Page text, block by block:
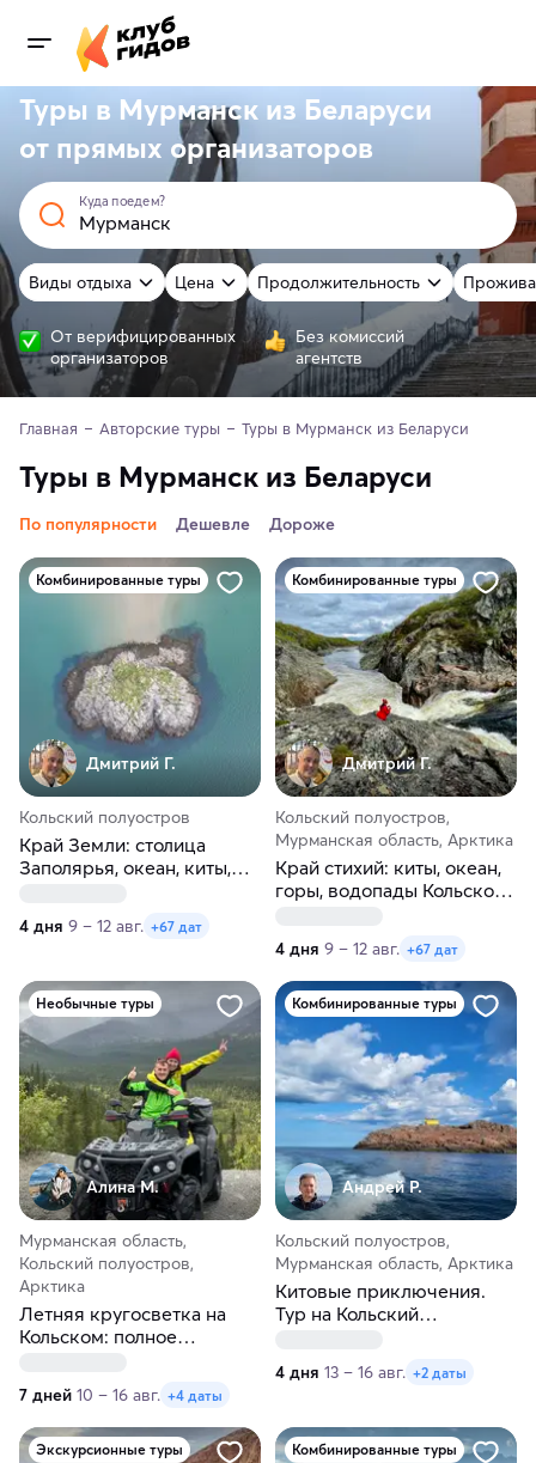
Туры в Мурманск из Беларуси
от прямых организаторов
Куда поедем?
Виды отдыха Цена Продолжительность
От верифицированных
организаторов
Без комиссий
агентств
Главная Авторские туры Туры в Мурманск из Беларуси
Туры в Мурманск из Беларуси
По популярности Дешевле Дороже
Комбинированные туры
Дмитрий Г.
Кольский полуостров
Край Земли: столица
Заполярья, океан, киты,
4 дня 9 – 12 авг. +67 дат
Комбинированные туры
Дмитрий Г.
Кольский полуостров,
Мурманская область, Арктика
Край стихий: киты, океан,
горы, водопады Кольского
4 дня 9 – 12 авг. +67 дат
Необычные туры
Алина М.
Мурманская область,
Кольский полуостров,
Арктика
Летняя кругосветка на
Кольском: полное
7 дней 10 – 16 авг. +4 даты
Комбинированные туры
Андрей Р.
Кольский полуостров,
Мурманская область, Арктика
Китовые приключения.
Тур на Кольский
4 дня 13 – 16 авг. +2 даты
Экскурсионные туры Комбинированные туры